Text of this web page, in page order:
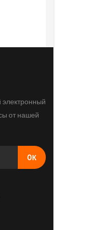
электронный
от нашей
OК